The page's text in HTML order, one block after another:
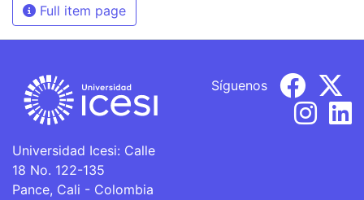
Full item page
Universidad Icesi: Calle
18 No. 122-135
Pance, Cali - Colombia
Síguenos